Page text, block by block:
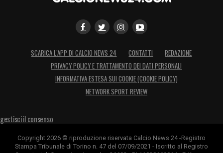
SCARICA L’APP DI CALCIO NEWS 24 CONTATTI
REDAZIONE
PRIVACY POLICY E TRATTAMENTO DEI DATI PERSONALI
INFORMATIVA ESTESA SUI COOKIE (COOKIE POLICY)
NETWORK SPORT REVIEW
gestisci il consenso
Copyright 2026 © riproduzione riservata Calcio News 24 -Registro
Stampa Tribunale di Torino n. 47 del 07/09/2021 - Iscritto al Registro